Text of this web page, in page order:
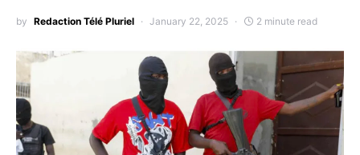
by Redaction Télé Pluriel January 22, 2025 2 minute read